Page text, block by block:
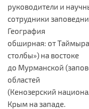
руководители и
сотрудники
География
обширная: от
столбы») на востоке
до Мурманской
областей
(Кенозерский
Крым на западе.